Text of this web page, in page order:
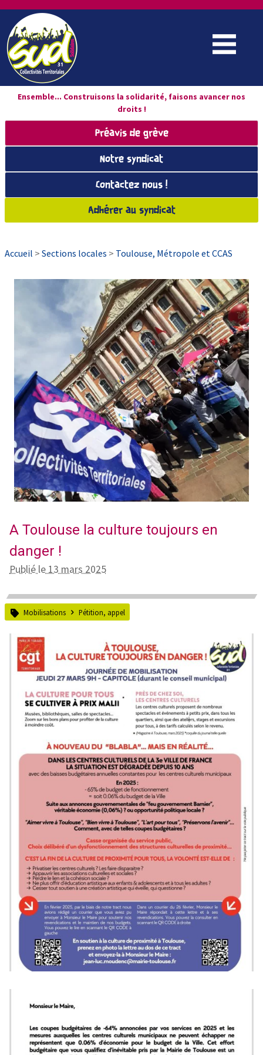
Ensemble... Construisons la solidarité, faisons avancer nos
droits !
Préavis de grève
Notre syndicat
Contactez nous !
Adhérer au syndicat
Accueil > Sections locales > Toulouse, Métropole et CCAS
A Toulouse la culture toujours en
danger !
Publié le 13 mars 2025
Mobilisations Pétition, appel